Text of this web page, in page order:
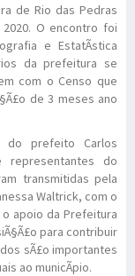
de Rio das Pedras
O encontro foi
e EstatÃ­stica
da prefeitura se
com o Censo que
de 3 meses ano
do prefeito Carlos
representantes do
transmitidas pela
Waltrick, com o
apoio da Prefeitura
para contribuir
sÃ£o importantes
ao municÃ­pio.